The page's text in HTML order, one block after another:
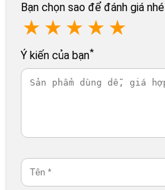
Bạn chọn sao để đánh giá nhé
★ ★ ★ ★ ★
Ý kiến của bạn*